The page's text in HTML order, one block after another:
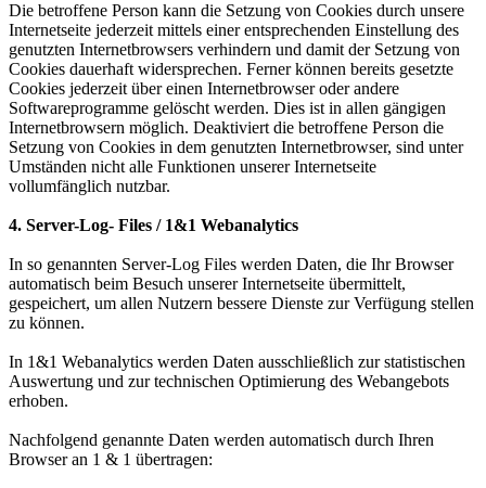
Die betroffene Person kann die Setzung von Cookies durch unsere
Internetseite jederzeit mittels einer entsprechenden Einstellung des
genutzten Internetbrowsers verhindern und damit der Setzung von
Cookies dauerhaft widersprechen. Ferner können bereits gesetzte
Cookies jederzeit über einen Internetbrowser oder andere
Softwareprogramme gelöscht werden. Dies ist in allen gängigen
Internetbrowsern möglich. Deaktiviert die betroffene Person die
Setzung von Cookies in dem genutzten Internetbrowser, sind unter
Umständen nicht alle Funktionen unserer Internetseite
vollumfänglich nutzbar.
4. Server-Log- Files / 1&1 Webanalytics
In so genannten Server-Log Files werden Daten, die Ihr Browser
automatisch beim Besuch unserer Internetseite übermittelt,
gespeichert, um allen Nutzern bessere Dienste zur Verfügung stellen
zu können.
In 1&1 Webanalytics werden Daten ausschließlich zur statistischen
Auswertung und zur technischen Optimierung des Webangebots
erhoben.
Nachfolgend genannte Daten werden automatisch durch Ihren
Browser an 1 & 1 übertragen: